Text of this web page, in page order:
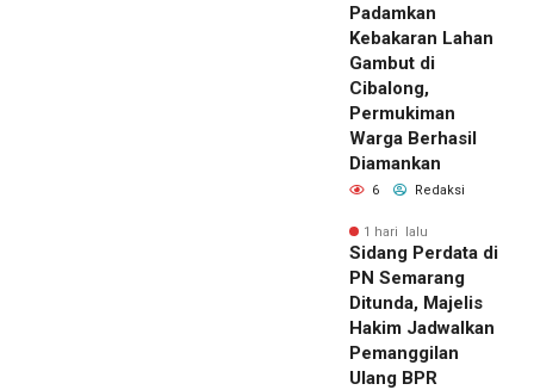
Padamkan
Kebakaran Lahan
Gambut di
Cibalong,
Permukiman
Warga Berhasil
Diamankan
6 Redaksi
1 hari lalu
Sidang Perdata di
PN Semarang
Ditunda, Majelis
Hakim Jadwalkan
Pemanggilan
Ulang BPR